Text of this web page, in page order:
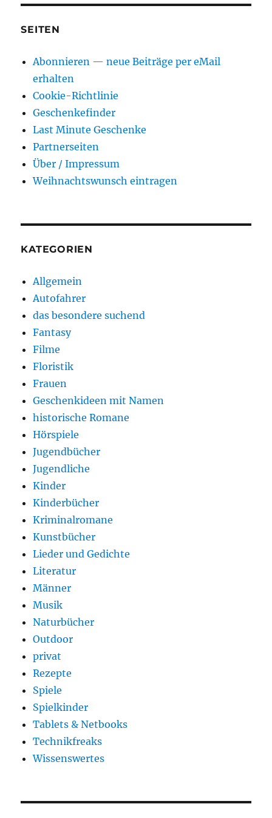
SEITEN
Abonnieren — neue Beiträge per eMail
erhalten
Cookie-Richtlinie
Geschenkefinder
Last Minute Geschenke
Partnerseiten
Über / Impressum
Weihnachtswunsch eintragen
KATEGORIEN
Allgemein
Autofahrer
das besondere suchend
Fantasy
Filme
Floristik
Frauen
Geschenkideen mit Namen
historische Romane
Hörspiele
Jugendbücher
Jugendliche
Kinder
Kinderbücher
Kriminalromane
Kunstbücher
Lieder und Gedichte
Literatur
Männer
Musik
Naturbücher
Outdoor
privat
Rezepte
Spiele
Spielkinder
Tablets & Netbooks
Technikfreaks
Wissenswertes